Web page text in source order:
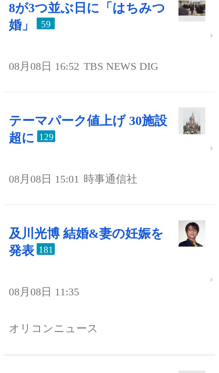
8が3つ並ぶ日に「はちみつ
婚」
59
08月08日 16:52 TBS NEWS DIG
テーマパーク値上げ 30施設
超に 129
08月08日 15:01 時事通信社
及川光博 結婚&妻の妊娠を
発表 181
08月08日 11:35
オリコンニュース